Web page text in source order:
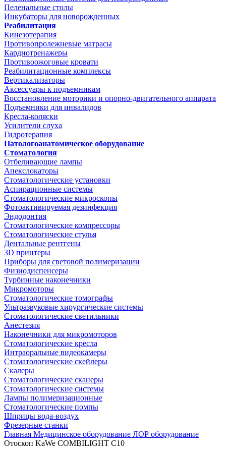
Пеленальные столы
Инкубаторы для новорожденных
Реабилитация
Кинезотерапия
Противопролежневые матрасы
Кардиотренажеры
Противоожоговые кровати
Реабилитационные комплексы
Вертикализаторы
Аксессуары к подъемникам
Восстановление моторики и опорно-двигательного аппарата
Подъемники для инвалидов
Кресла-коляски
Усилители слуха
Гидротерапия
Патологоанатомическое оборудование
Стоматология
Отбеливающие лампы
Апекслокаторы
Стоматологические установки
Аспирационные системы
Стоматологические микроскопы
Фотоактивируемая дезинфекция
Эндодонтия
Стоматологические компрессоры
Стоматологические стулья
Дентальные рентгены
3D принтеры
Приборы для световой полимеризации
Физиодиспенсеры
Турбинные наконечники
Микромоторы
Стоматологические томографы
Ультразвуковые хирургические системы
Стоматологические светильники
Анестезия
Наконечники для микромоторов
Стоматологические кресла
Интраоральные видеокамеры
Стоматологические скейлеры
Скалеры
Стоматологические сканеры
Стоматологические системы
Лампы полимеризационные
Стоматологические помпы
Шприцы вода-воздух
Фрезерные станки
Главная Медицинское оборудование ЛОР оборудование
Отоскоп KaWe COMBILIGHT C10